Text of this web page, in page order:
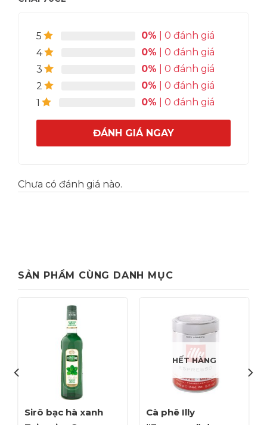
Refreshing Watermelon Mint Cocktail
5 0% | 0 đánh giá
4
0% | 0 đánh giá
3
0% | 0 đánh giá
2
0% | 0 đánh giá
1
0% | 0 đánh giá
ĐÁNH GIÁ NGAY
Chưa có đánh giá nào.
SẢN PHẨM CÙNG DANH MỤC
Sirô bạc hà xanh
HẾT HÀNG
Cà phê Illy